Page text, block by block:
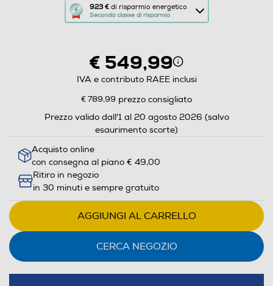
923 €di risparmio energetico
Seconda classe di risparmio
Questa
azione
Calcolatore
risparmio
di
€ 549,99
IVA e contributo RAEE inclusi
€ 789,99 prezzo consigliato
Prezzo valido dall'1 al 20 agosto 2026 (salvo
esaurimento scorte)
Acquisto online
con consegna al piano € 49,00
Ritiro in negozio
in 30 minuti e sempre gratuito
AGGIUNGI AL CARRELLO
CERCA NEGOZIO